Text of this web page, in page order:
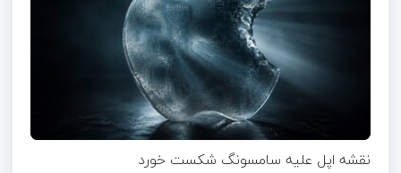
نقشه اپل علیه سامسونگ شکست خورد